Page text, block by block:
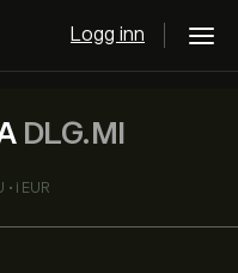
Logg inn
DLG.MI
• i EUR